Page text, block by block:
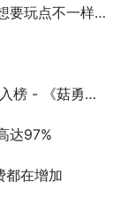
玩点不一样的
多个发行商收入创历史新高
达97%
都在增加